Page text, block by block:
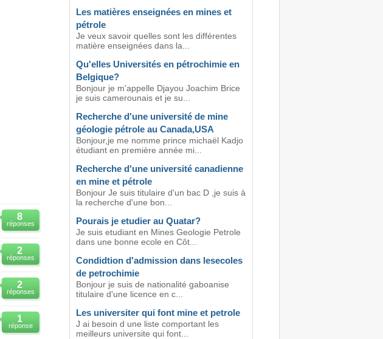
8
réponses
2
réponses
2
réponses
petrole
1
réponse
Les matières enseignées en mines et
pétrole
Je veux savoir quelles sont les différentes
matière enseignées dans la...
Qu'elles Universités en pétrochimie en
Belgique?
Bonjour je m'appelle Djayou Joachim Brice
je suis camerounais et je su...
Recherche d'une université de mine
géologie pétrole au Canada,USA
Bonjour,je me nomme prince michaël Kadjo
étudiant en première année mi...
Recherche d'une université canadienne
en mine et pétrole
Bonjour Je suis titulaire d'un bac D ,je suis à
la recherche d'une bon...
Pourais je etudier au Quatar?
Je suis etudiant en Mines Geologie Petrole
dans une bonne ecole en Côt...
Condidtion d'admission dans lesecoles
de petrochimie
Bonjour je suis de nationalité gaboanise
titulaire d'une licence en c...
Les universiter qui font mine et petrole
J ai besoin d une liste comportant les
meilleurs universite qui font...